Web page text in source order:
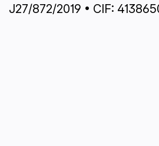
J27/872/2019 • CIF: